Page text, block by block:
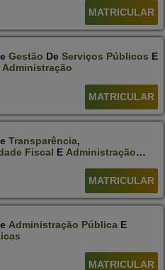
MATRICULAR
Gestão De Serviços Públicos E
Administração
MATRICULAR
Transparência,
Fiscal E Administração
MATRICULAR
Administração PúblicaE
MATRICULAR